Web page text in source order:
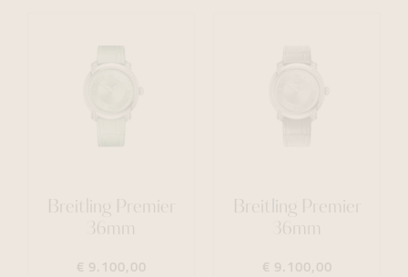
Breitling Premier
36mm
€ 9.100,00
Breitling Premier
36mm
€ 9.100,00